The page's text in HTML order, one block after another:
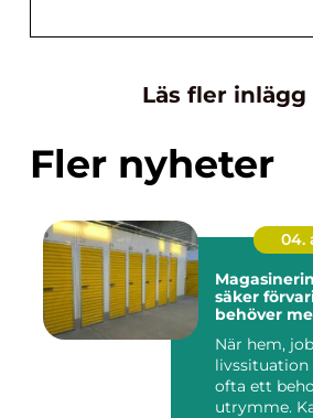
Läs fler inlägg
Fler nyheter
04.
säker
behöver
När hem,
livssituation
ofta ett
utrymme.